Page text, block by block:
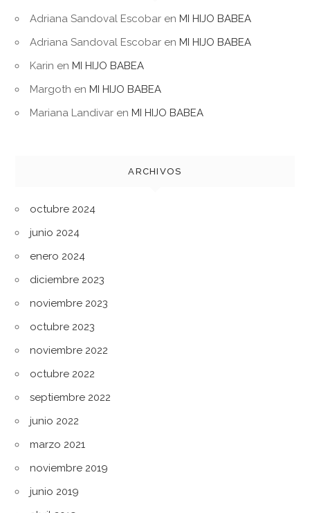
Adriana Sandoval Escobar en MI HIJO BABEA
Adriana Sandoval Escobar en MI HIJO BABEA
Karin en MI HIJO BABEA
Margoth en MI HIJO BABEA
Mariana Landivar en MI HIJO BABEA
ARCHIVOS
octubre 2024
junio 2024
enero 2024
diciembre 2023
noviembre 2023
octubre 2023
noviembre 2022
octubre 2022
septiembre 2022
junio 2022
marzo 2021
noviembre 2019
junio 2019